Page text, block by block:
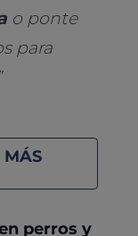
o ponte
para
perros y